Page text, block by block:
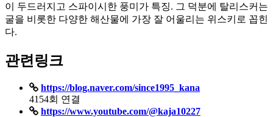
이 두드러지고 스파이시한 풍미가 특징. 그 덕분에 탈리스커는
굴을 비롯한 다양한 해산물에 가장 잘 어울리는 위스키로 꼽힌
다.
관련링크
https://blog.naver.com/since1995_kana
4154회 연결
https://www.youtube.com/@kaja10227